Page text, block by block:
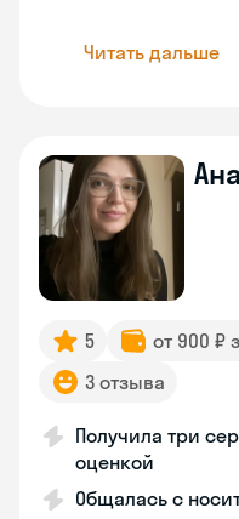
Читать дальше
5 от 900 ₽
3 отзыва
Получила три
оценкой
Общалась с